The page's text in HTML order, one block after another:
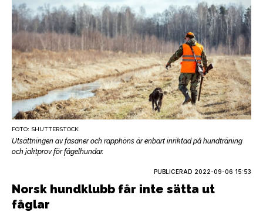
FOTO: SHUTTERSTOCK
Utsättningen av fasaner och rapphöns är enbart inriktad på hundträning
och jaktprov för fågelhundar.
PUBLICERAD 2022-09-06 15:53
Norsk hundklubb får inte sätta ut
fåglar